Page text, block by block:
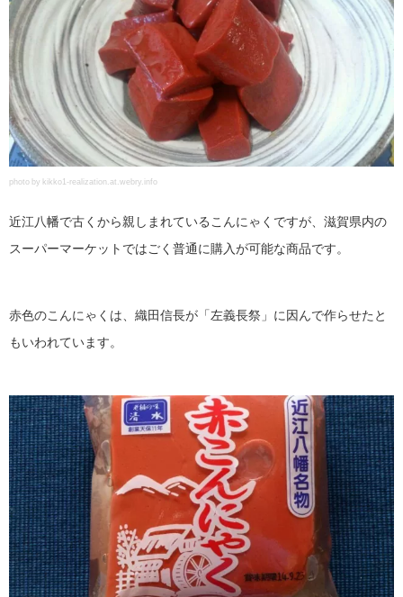
photo by kikko1-realization.at.webry.info
近江八幡で古くから親しまれているこんにゃくですが、滋賀県内の
スーパーマーケットではごく普通に購入が可能な商品です。
赤色のこんにゃくは、織田信長が「左義長祭」に因んで作らせたと
もいわれています。